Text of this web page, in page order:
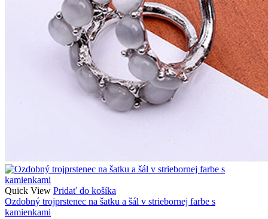
Quick View Pridať do košíka
Ozdobný trojprstenec na šatku a šál v striebornej farbe s
kamienkami